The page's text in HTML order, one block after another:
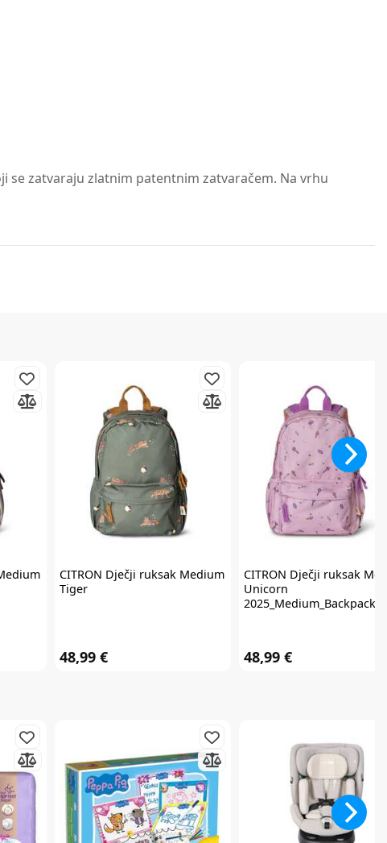
se zatvaraju zlatnim patentnim zatvaračem. Na vrhu
CITRON Dječji ruksak Medium
Tiger
48,99 €
CITRON Dječji ruksak
Unicorn
48,99 €